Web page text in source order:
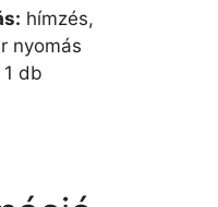
hímzés,
nyomás
1 db